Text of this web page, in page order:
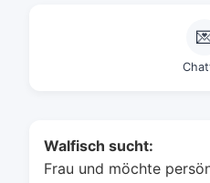
Walfisch sucht:
Frau und möchte